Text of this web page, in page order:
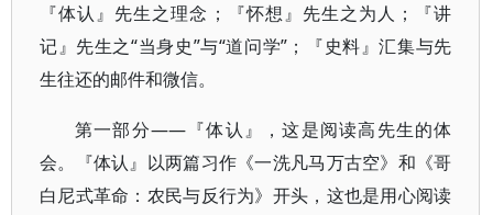
『体认』先生之理念；『怀想』先生之为人；『讲
记』先生之“当身史”与“道问学”；『史料』汇集与先
生往还的邮件和微信。
第一部分——『体认』，这是阅读高先生的体
会。『体认』以两篇习作《一洗凡马万古空》和《哥
白尼式革命：农民与反行为》开头，这也是用心阅读